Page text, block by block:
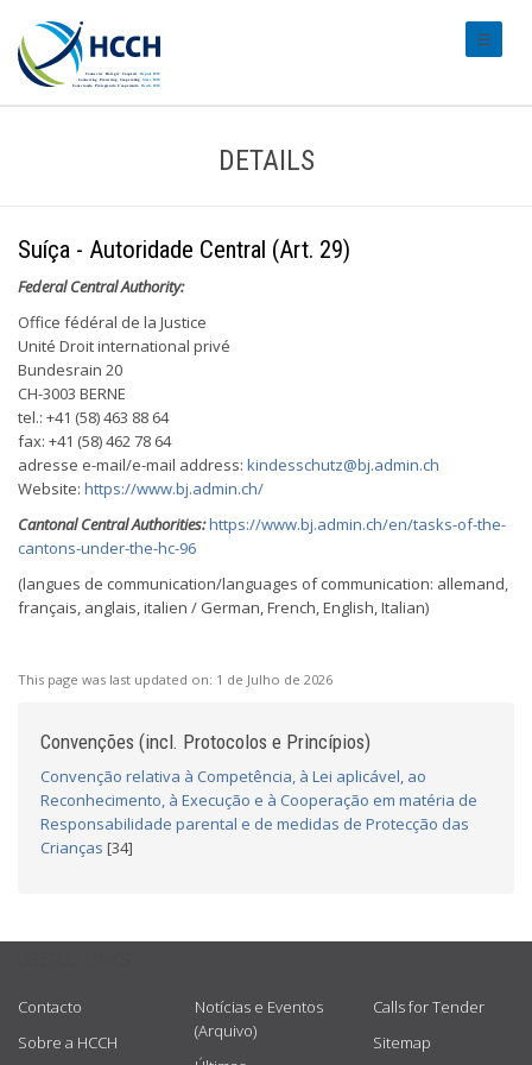
DETAILS
Suíça - Autoridade Central (Art. 29)
Federal Central Authority:
Office fédéral de la Justice
Unité Droit international privé
Bundesrain 20
CH-3003 BERNE
tel.: +41 (58) 463 88 64
fax: +41 (58) 462 78 64
adresse e-mail/e-mail address: kindesschutz@bj.admin.ch
Website: https://www.bj.admin.ch/
Cantonal Central Authorities:https://www.bj.admin.ch/en/tasks-of-the-
cantons-under-the-hc-96
(langues de communication/languages of communication: allemand,
français, anglais, italien / German, French, English, Italian)
This page was last updated on: 1 de Julho de 2026
Convenções (incl. Protocolos e Princípios)
Convenção relativa à Competência, à Lei aplicável, ao
Reconhecimento, à Execução e à Cooperação em matéria de
Responsabilidade parental e de medidas de Protecção das
Crianças [34]
Contacto
Sobre a HCCH
Notícias e Eventos
(Arquivo)
Calls for Tender
Sitemap